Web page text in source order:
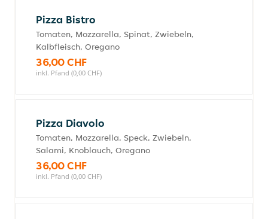
Pizza Bistro
Tomaten, Mozzarella, Spinat, Zwiebeln,
Kalbfleisch, Oregano
36,00 CHF
inkl. Pfand (0,00 CHF)
Pizza Diavolo
Tomaten, Mozzarella, Speck, Zwiebeln,
Salami, Knoblauch, Oregano
36,00 CHF
inkl. Pfand (0,00 CHF)